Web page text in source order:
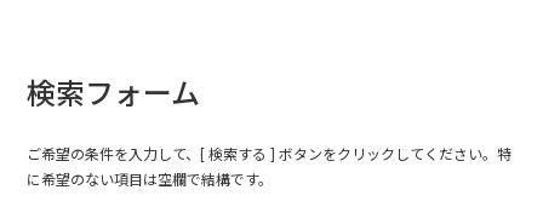
検索フォーム
ご希望の条件を入力して、[ 検索する ] ボタンをクリックしてください。特
に希望のない項目は空欄で結構です。